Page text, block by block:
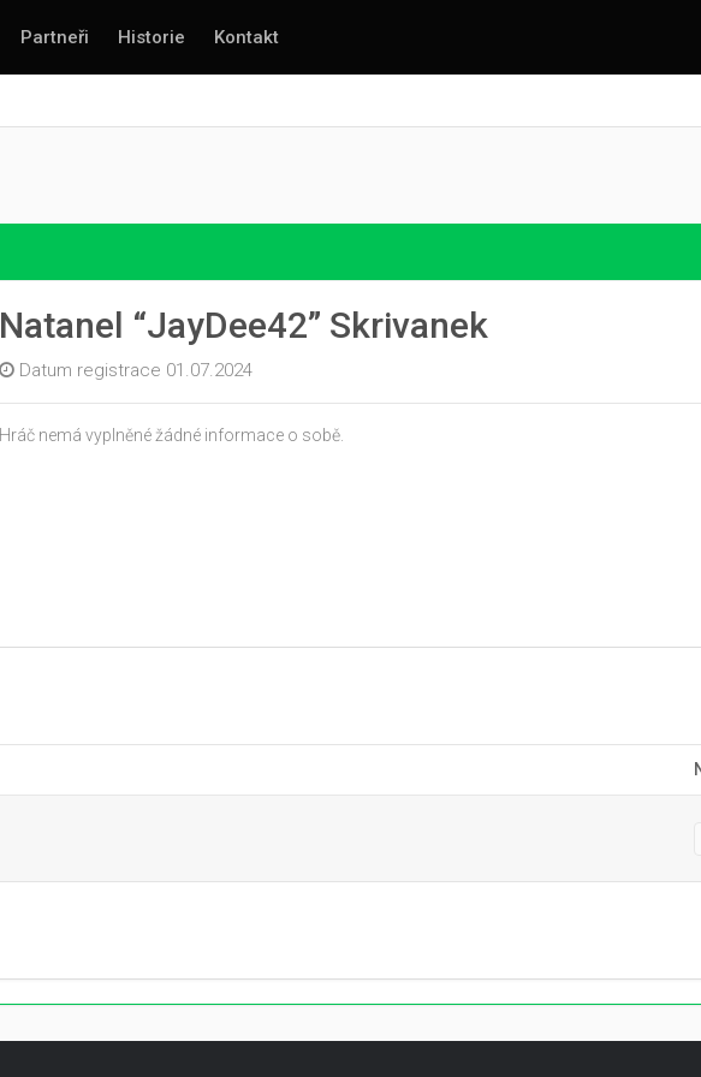
Partneři Historie Kontakt
Natanel “JayDee42” Skrivanek
Datum registrace 01.07.2024
Hráč nemá vyplněné žádné informace o sobě.